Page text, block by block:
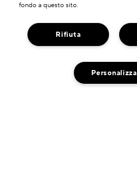
fondo a questo sito.
Rifiuta
Personalizza